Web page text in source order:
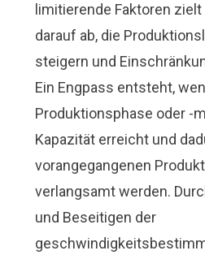
limitierende Faktoren
darauf ab, die
steigern und
Ein Engpass entsteht,
Produktionsphase oder -
Kapazität erreicht und
vorangegangenen
verlangsamt werden.
und Beseitigen der